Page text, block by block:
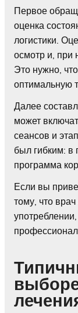
Первое
оценка
логистики.
осмотр и, при
Это нужно,
оптимальную
Далее
может
сеансов и
был гибким: в
программа
Если вы
тому, что